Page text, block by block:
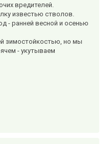
вредителей.
известью стволов.
- ранней весной и осенью
зимостойкостью, но мы
- укутываем